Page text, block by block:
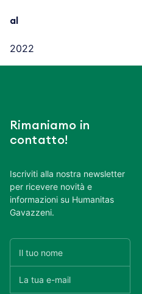
al
2022
Rimaniamo in
contatto!
Iscriviti alla nostra newsletter
per ricevere novità e
informazioni su Humanitas
Gavazzeni.